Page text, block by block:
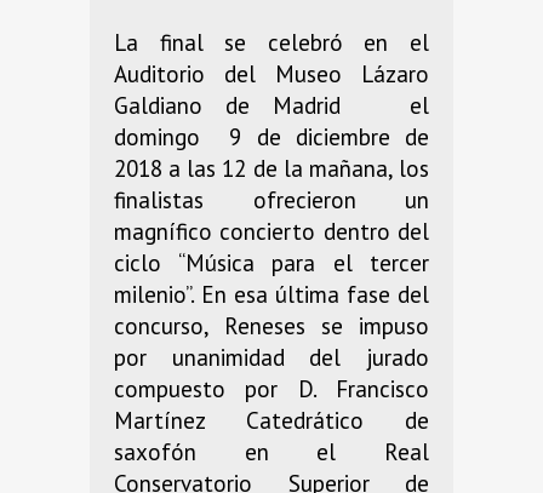
La final se celebró en el
Auditorio del Museo Lázaro
Galdiano de Madrid el
domingo 9 de diciembre de
2018 a las 12 de la mañana, los
finalistas ofrecieron un
magnífico concierto dentro del
ciclo “Música para el tercer
milenio”. En esa última fase del
concurso, Reneses se impuso
por unanimidad del jurado
compuesto por D. Francisco
Martínez Catedrático de
saxofón en el Real
Conservatorio Superior de